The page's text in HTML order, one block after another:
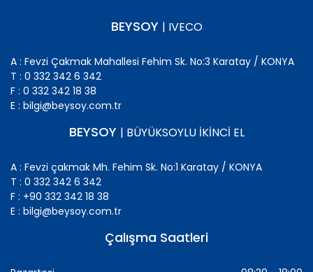
BEYSOY | IVECO
A : Fevzi Çakmak Mahallesi Fehim Sk. No:3 Karatay / KONYA
T : 0 332 342 6 342
F : 0 332 342 18 38
E : bilgi@beysoy.com.tr
BEYSOY | BÜYÜKSOYLU İKİNCİ EL
A : Fevzi çakmak Mh. Fehim Sk. No:1 Karatay / KONYA
T : 0 332 342 6 342
F : +90 332 342 18 38
E : bilgi@beysoy.com.tr
Çalışma Saatleri